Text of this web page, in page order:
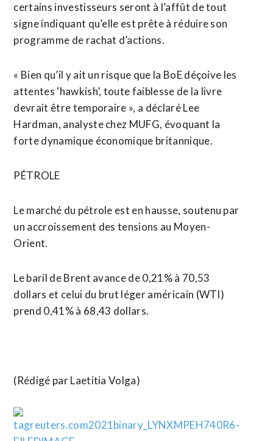
certains investisseurs seront à l’affût de tout
signe indiquant qu’elle est prête à réduire son
programme de rachat d’actions.
« Bien qu’il y ait un risque que la BoE déçoive les
attentes ‘hawkish’, toute faiblesse de la livre
devrait être temporaire », a déclaré Lee
Hardman, analyste chez MUFG, évoquant la
forte dynamique économique britannique.
PÉTROLE
Le marché du pétrole est en hausse, soutenu par
un accroissement des tensions au Moyen-
Orient.
Le baril de Brent avance de 0,21% à 70,53
dollars et celui du brut léger américain (WTI)
prend 0,41% à 68,43 dollars.
(Rédigé par Laetitia Volga)